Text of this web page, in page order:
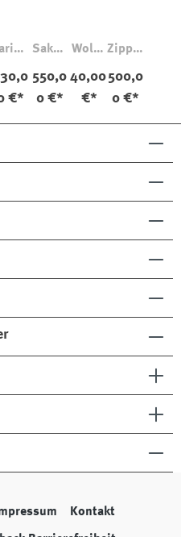
€*
Sakko
ef
Cord
Lagun
550,0
0 €*
Wolls
mit
Streif
en
40,00
€*
Zipper
50268
Nero
500,0
0 €*
Kontakt